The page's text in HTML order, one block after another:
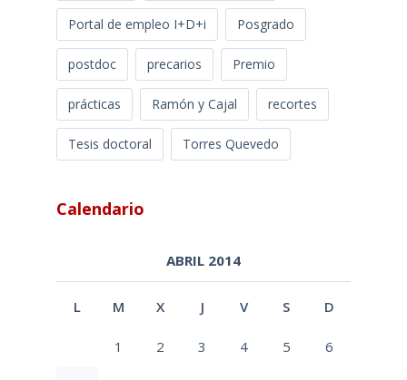
Portal de empleo I+D+i Posgrado
postdoc precarios Premio
prácticas Ramón y Cajal recortes
Tesis doctoral Torres Quevedo
Calendario
ABRIL 2014
L M X J V S D
1 2 3 4 5 6